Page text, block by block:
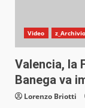
Video z_Archivio
Valencia, la
Banega va
Lorenzo Briotti